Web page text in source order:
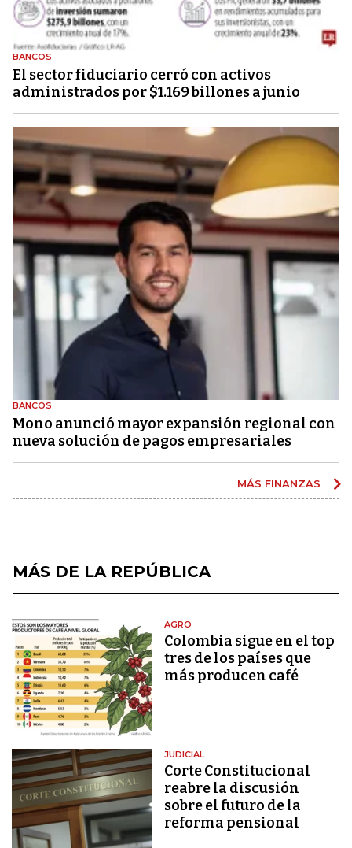
BANCOS
El sector fiduciario cerró con activos
administrados por $1.169 billones a junio
BANCOS
Mono anunció mayor expansión regional con
nueva solución de pagos empresariales
MÁS FINANZAS
MÁS DE LA REPÚBLICA
AGRO
Colombia sigue en el top
tres de los países que
más producen café
JUDICIAL
Corte Constitucional
reabre la discusión
sobre el futuro de la
reforma pensional